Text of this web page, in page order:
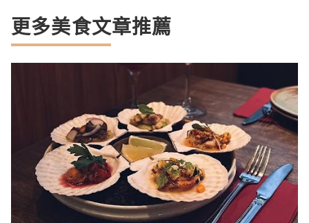
更多美食文章推薦